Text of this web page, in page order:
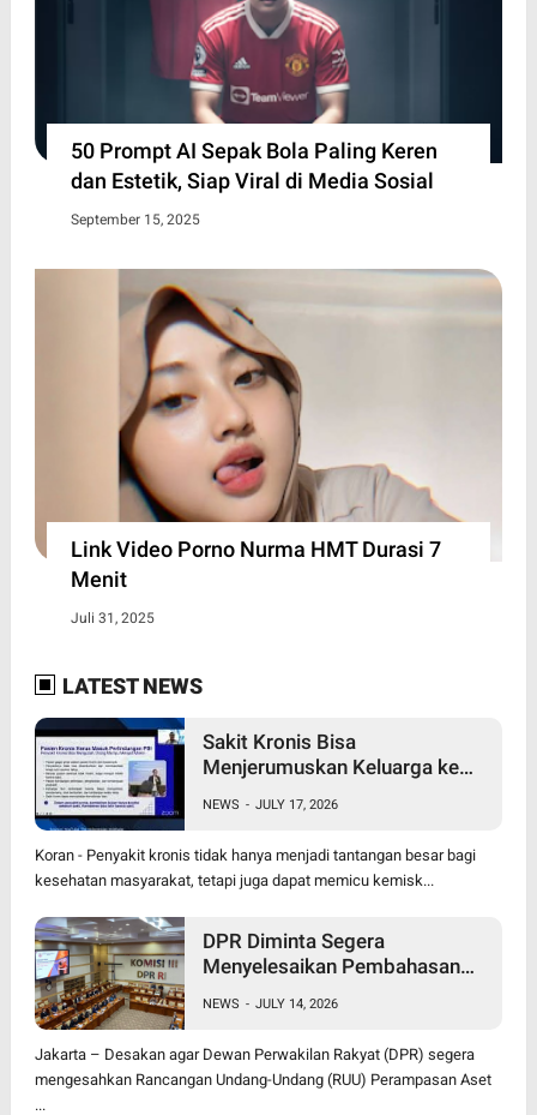
50 Prompt AI Sepak Bola Paling Keren
dan Estetik, Siap Viral di Media Sosial
September 15, 2025
Link Video Porno Nurma HMT Durasi 7
Menit
Juli 31, 2025
LATEST NEWS
Sakit Kronis Bisa
Menjerumuskan Keluarga ke
Perlindungan PBI BPJS
Kesehatan Jadi Kebutuhan
NEWS - JULY 17, 2026
Koran - Penyakit kronis tidak hanya menjadi tantangan besar bagi
kesehatan masyarakat, tetapi juga dapat memicu kemisk...
DPR Diminta Segera
Menyelesaikan Pembahasan
NEWS - JULY 14, 2026
Jakarta – Desakan agar Dewan Perwakilan Rakyat (DPR) segera
mengesahkan Rancangan Undang-Undang (RUU) Perampasan Aset
...